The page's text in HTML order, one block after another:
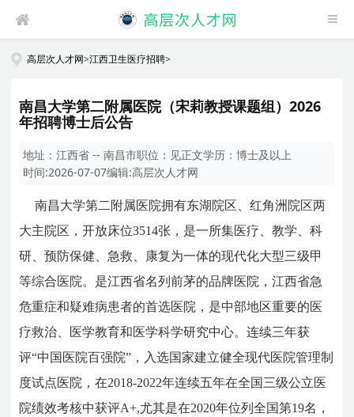
高层次人才网>江西卫生医疗招聘>
南昌大学第二附属医院（宋莉教授课题组）2026
年招聘博士后公告
地址：江西省 -- 南昌市职位： 见正文学历：博士及以上
时间:2026-07-07编辑:高层次人才网
南昌大学第二附属医院拥有东湖院区、红角洲院区两
大主院区，开放床位3514张，是一所集医疗、教学、科
研、预防保健、急救、康复为一体的现代化大型三级甲
等综合医院。是江西省名列前茅的品牌医院，江西省急
危重症和疑难病患者的首选医院，是中部地区重要的医
疗救治、医学教育和医学科学研究中心。连续三年获
评“中国医院百强院”，入选国家建立健全现代医院管理制
度试点医院，在2018-2022年连续五年在全国三级公立医
院绩效考核中获评A+,尤其是在2020年位列全国第19名，